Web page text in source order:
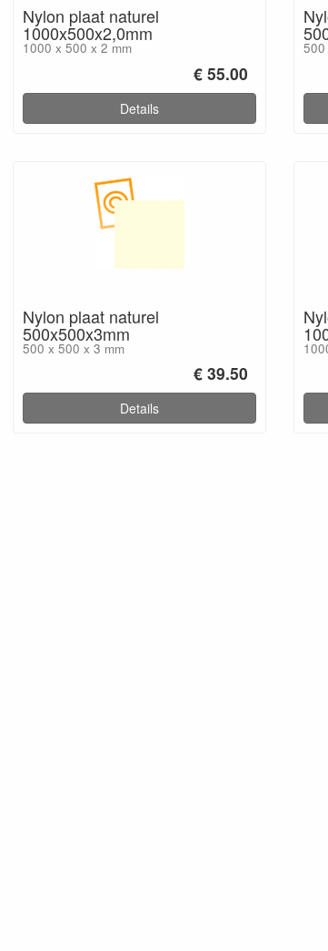
Nylon plaat naturel
1000x500x2,0mm
1000 x 500 x 2 mm
€ 55.00
Details
500
Nylon plaat naturel
500x500x3mm
500 x 500 x 3 mm
€ 39.50
Details